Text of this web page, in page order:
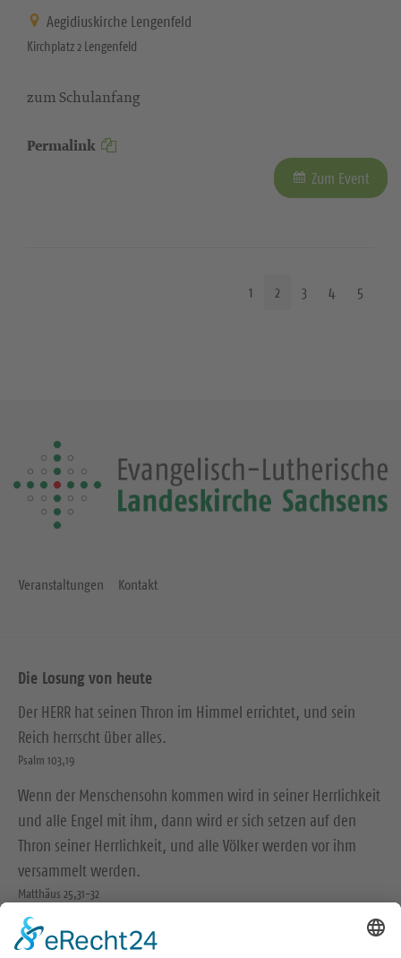
Aegidiuskirche Lengenfeld
Kirchplatz 2 Lengenfeld
zum Schulanfang
Permalink
Zum Event
1 2 3 4 5
Veranstaltungen Kontakt
Die Losung von heute
Der HERR hat seinen Thron im Himmel errichtet, und sein
Reich herrscht über alles.
Psalm 103,19
Wenn der Menschensohn kommen wird in seiner Herrlichkeit
und alle Engel mit ihm, dann wird er sich setzen auf den
Thron seiner Herrlichkeit, und alle Völker werden vor ihm
versammelt werden.
Matthäus 25,31-32
© Evangelische Brüder-Unität – Herrnhuter Brüdergemeine
Weitere Informationen finden Sie hier